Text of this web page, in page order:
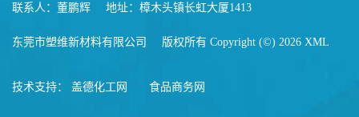
联系人：董鹏辉
地址：樟木头镇长虹大厦1413
东莞市塑维新材料有限公司 版权所有 Copyright (©) 2026 XML
技术支持： 盖德化工网 食品商务网